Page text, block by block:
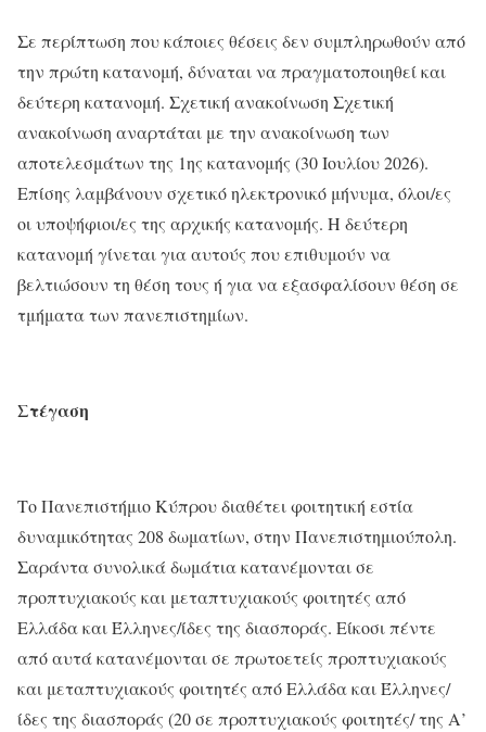
Σε περίπτωση που κάποιες θέσεις δεν συμπληρωθούν από
την πρώτη κατανομή, δύναται να πραγματοποιηθεί και
δεύτερη κατανομή. Σχετική ανακοίνωση Σχετική
ανακοίνωση αναρτάται με την ανακοίνωση των
αποτελεσμάτων της 1ης κατανομής (30 Ιουλίου 2026).
Επίσης λαμβάνουν σχετικό ηλεκτρονικό μήνυμα, όλοι/ες
οι υποψήφιοι/ες της αρχικής κατανομής. Η δεύτερη
κατανομή γίνεται για αυτούς που επιθυμούν να
βελτιώσουν τη θέση τους ή για να εξασφαλίσουν θέση σε
τμήματα των πανεπιστημίων.
Στέγαση
Το Πανεπιστήμιο Κύπρου διαθέτει φοιτητική εστία
δυναμικότητας 208 δωματίων, στην Πανεπιστημιούπολη.
Σαράντα συνολικά δωμάτια κατανέμονται σε
προπτυχιακούς και μεταπτυχιακούς φοιτητές από
Ελλάδα και Έλληνες/ίδες της διασποράς. Είκοσι πέντε
από αυτά κατανέμονται σε πρωτοετείς προπτυχιακούς
και μεταπτυχιακούς φοιτητές από Ελλάδα και Έλληνες/
ίδες της διασποράς (20 σε προπτυχιακούς φοιτητές/ της Α’